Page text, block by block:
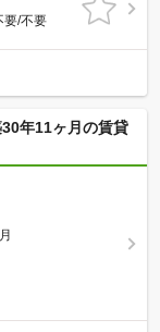
要/不要
年11ヶ月の賃貸